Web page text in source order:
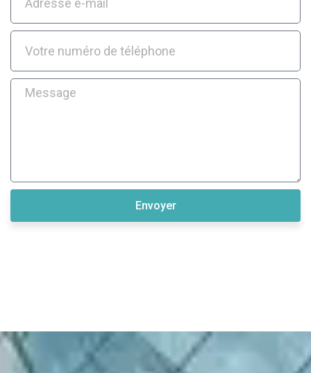
Envoyer